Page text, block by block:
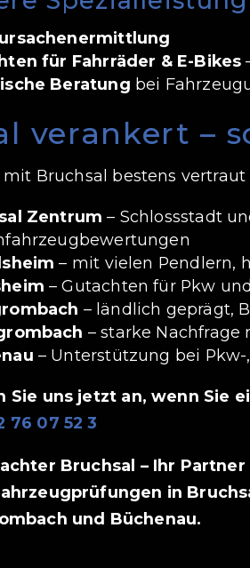
für Fahrräder & E-Bikes
Beratung bei
verankert –
Bruchsal bestens
Zentrum – Schlossstadt
– mit vielen Pendlern,
– Gutachten für Pkw
– ländlich geprägt,
– starke
– Unterstützung bei
Sie uns jetzt an, wenn Sie
76 07 52 3
Bruchsal – Ihr
in
und Büchenau.